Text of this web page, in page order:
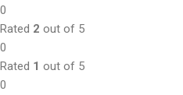
0
Rated 2 out of 5
0
Rated 1 out of 5
0